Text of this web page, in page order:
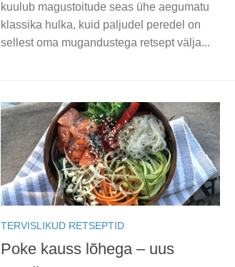
kuulub magustoitude seas ühe aegumatu
klassika hulka, kuid paljudel peredel on
sellest oma mugandustega retsept välja...
TERVISLIKUD RETSEPTID
Poke kauss lõhega – uus